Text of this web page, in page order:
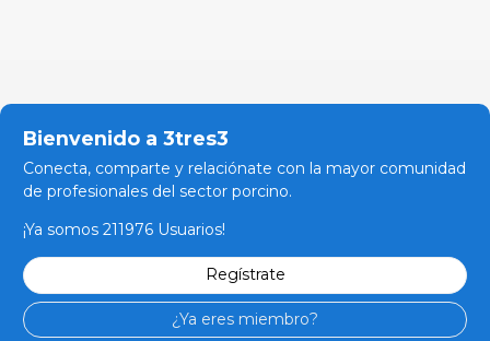
Bienvenido a 3tres3
Conecta, comparte y relaciónate con la mayor comunidad
de profesionales del sector porcino.
¡Ya somos 211976 Usuarios!
Regístrate
¿Ya eres miembro?